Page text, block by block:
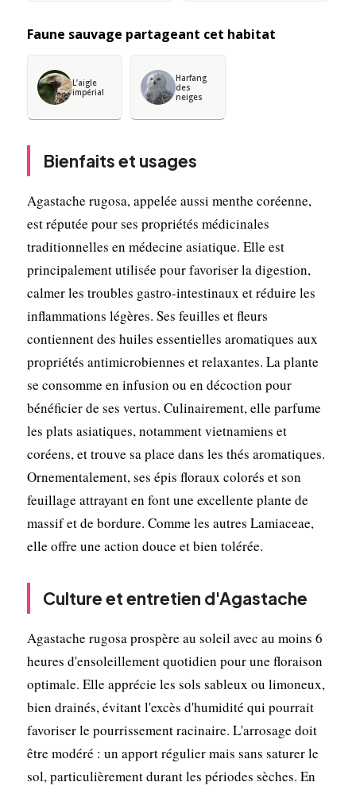
Faune sauvage partageant cet habitat
L’aigle
impérial
Harfang
des
neiges
Bienfaits et usages
Agastache rugosa, appelée aussi menthe coréenne,
est réputée pour ses propriétés médicinales
traditionnelles en médecine asiatique. Elle est
principalement utilisée pour favoriser la digestion,
calmer les troubles gastro-intestinaux et réduire les
inflammations légères. Ses feuilles et fleurs
contiennent des huiles essentielles aromatiques aux
propriétés antimicrobiennes et relaxantes. La plante
se consomme en infusion ou en décoction pour
bénéficier de ses vertus. Culinairement, elle parfume
les plats asiatiques, notamment vietnamiens et
coréens, et trouve sa place dans les thés aromatiques.
Ornementalement, ses épis floraux colorés et son
feuillage attrayant en font une excellente plante de
massif et de bordure. Comme les autres Lamiaceae,
elle offre une action douce et bien tolérée.
Culture et entretien d'Agastache
Agastache rugosa prospère au soleil avec au moins 6
heures d'ensoleillement quotidien pour une floraison
optimale. Elle apprécie les sols sableux ou limoneux,
bien drainés, évitant l'excès d'humidité qui pourrait
favoriser le pourrissement racinaire. L'arrosage doit
être modéré : un apport régulier mais sans saturer le
sol, particulièrement durant les périodes sèches. En